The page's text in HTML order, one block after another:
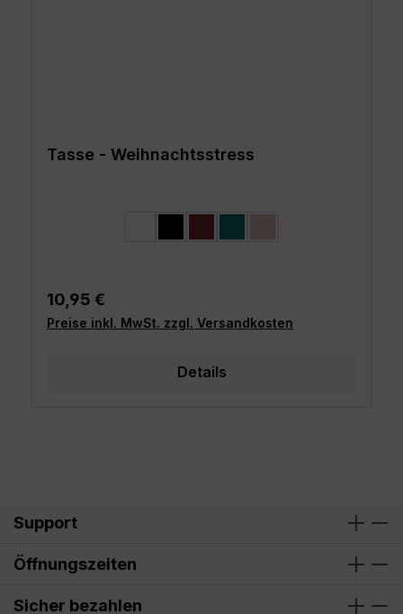
Tasse - Weihnachtsstress
weißschwarz
burgund
petrol
Regulärer Preis:
10,95 €
Preise inkl. MwSt. zzgl. Versandkosten
Details
Support
Öffnungszeiten
Sicher bezahlen